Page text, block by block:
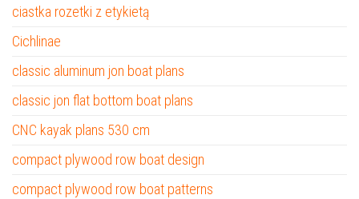
ciastka rozetki z etykietą
Cichlinae
classic aluminum jon boat plans
classic jon flat bottom boat plans
CNC kayak plans 530 cm
compact plywood row boat design
compact plywood row boat patterns